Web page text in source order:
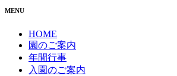
MENU
HOME
園のご案内
年間行事
入園のご案内